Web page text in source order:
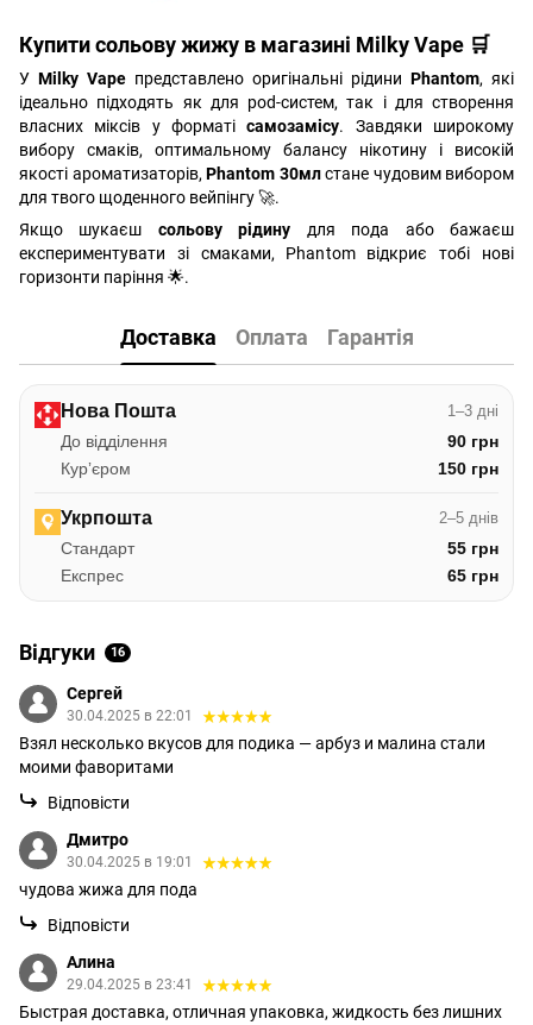
Купити сольову жижу в магазині Milky Vape 🛒
У Milky Vape представлено оригінальні рідини Phantom, які
ідеально підходять як для pod-систем, так і для створення
власних міксів у форматісамозамісу. Завдяки широкому
вибору смаків, оптимальному балансу нікотину і високій
якості ароматизаторів, Phantom 30млстане чудовим вибором
для твого щоденного вейпінгу 🚀.
Якщо шукаєш сольову рідину для пода або бажаєш
експериментувати зі смаками, Phantom відкриє тобі нові
горизонти паріння 🌟.
Доставка Оплата Гарантія
Нова Пошта 1–3 дні
До відділення
90 грн
Курʼєром
150 грн
Укрпошта 2–5 днів
Стандарт
55 грн
Експрес
65 грн
Відгуки 16
Сергей
30.04.2025 в 22:01
Взял несколько вкусов для подика — арбуз и малина стали
моими фаворитами
Відповісти
Дмитро
30.04.2025 в 19:01
чудова жижа для пода
Відповісти
Алина
29.04.2025 в 23:41
Быстрая доставка, отличная упаковка, жидкость без лишних